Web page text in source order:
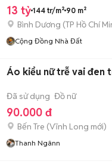
13 tỷ 144 tr/m² 90 m²
Bình Dương (TP Hồ Chí
Cộng Đồng Nhà Đất
Áo kiểu nữ trễ vai đen
Đã sử dụng Đồ nữ
90.000 đ
Bến Tre (Vĩnh Long mới)
Thanh Ngânn